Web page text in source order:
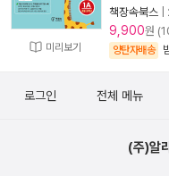
미리보기
책장속북스
9,900원
양탄자배송
로그인 전체 메뉴
(주)알